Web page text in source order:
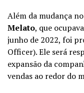
Além da mudança
Melato, que
junho de 2022, foi
Officer). Ele será
expansão da
vendas ao redor do